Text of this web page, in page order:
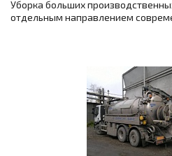
Уборка больших
отдельным направлением